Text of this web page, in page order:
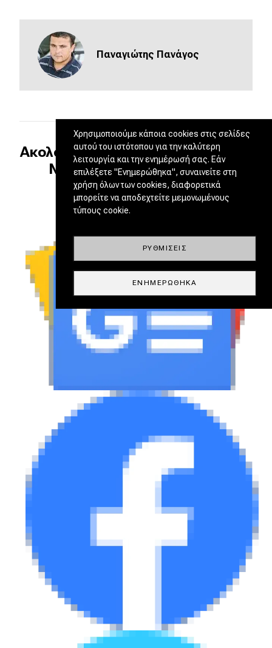
Παναγιώτης Πανάγος
Ακολουθήστε το DRIVE στο Google
News και τα Social Media
Χρησιμοποιούμε κάποια cookies στις σελίδες
αυτού του ιστότοπου για την καλύτερη
λειτουργία και την ενημέρωσή σας. Εάν
επιλέξετε "Ενημερώθηκα", συναινείτε στη
χρήση όλων των cookies, διαφορετικά
μπορείτε να αποδεχτείτε μεμονωμένους
τύπους cookie.
ΡΥΘΜΊΣΕΙΣ
ΕΝΗΜΕΡΏΘΗΚΑ